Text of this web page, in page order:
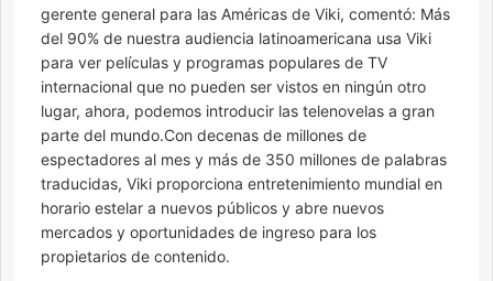
gerente general para las Américas de Viki, comentó: Más
del 90% de nuestra audiencia latinoamericana usa Viki
para ver películas y programas populares de TV
internacional que no pueden ser vistos en ningún otro
lugar, ahora, podemos introducir las telenovelas a gran
parte del mundo.Con decenas de millones de
espectadores al mes y más de 350 millones de palabras
traducidas, Viki proporciona entretenimiento mundial en
horario estelar a nuevos públicos y abre nuevos
mercados y oportunidades de ingreso para los
propietarios de contenido.